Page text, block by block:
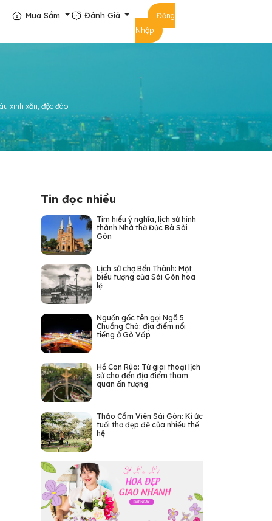
Mua Sắm Đánh Giá
Đăng
Nhập
xinh xắn, độc đáo
Tin đọc nhiều
Tìm hiểu ý nghĩa, lịch sử hình
thành Nhà thờ Đức Bà Sài
Gòn
Lịch sử chợ Bến Thành: Một
biểu tượng của Sài Gòn hoa
lệ
Nguồn gốc tên gọi Ngã 5
Chuồng Chó: địa điểm nổi
tiếng ở Gò Vấp
Hồ Con Rùa: Từ giai thoại lịch
sử cho đến địa điểm tham
quan ấn tượng
Thảo Cầm Viên Sài Gòn: Kí ức
tuổi thơ đẹp đẽ của nhiều thế
hệ